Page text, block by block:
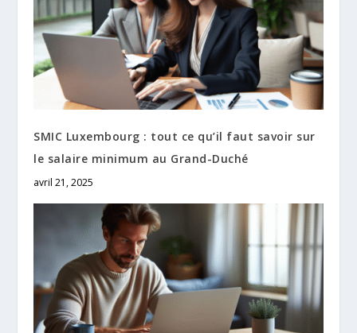
SMIC Luxembourg : tout ce qu’il faut savoir sur
le salaire minimum au Grand-Duché
avril 21, 2025